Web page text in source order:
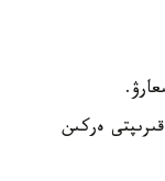
ەركىن